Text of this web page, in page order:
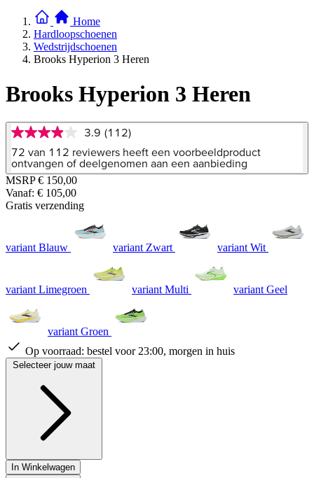
Home
Hardloopschoenen
Wedstrijdschoenen
Brooks Hyperion 3 Heren
Brooks Hyperion 3 Heren
3.9
van
5
sterren,
gemiddelde
scorewaarde.
Read
paginalink.
3.9 (112)
72 van 112 reviewers heeft een voorbeeldproduct
ontvangen of deelgenomen aan een aanbieding
MSRP € 150,00
Vanaf: € 105,00
Gratis verzending
variant Blauw variant Zwart variant Wit
variant Limegroen variant Multi variant Geel
variant Groen
Op voorraad: bestel voor 23:00, morgen in huis
Selecteer jouw maat
In Winkelwagen